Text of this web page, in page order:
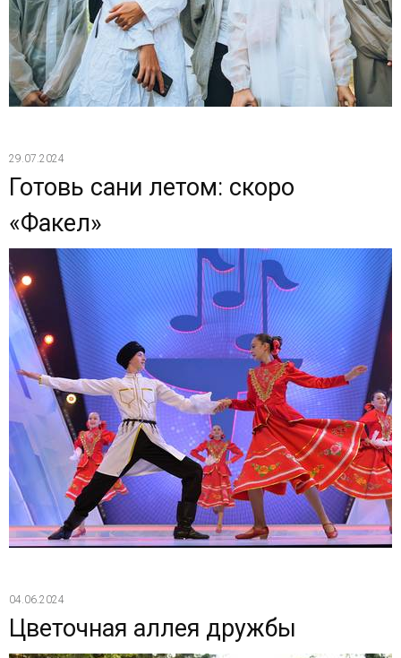
29.07.2024
Готовь сани летом: скоро
«Факел»
04.06.2024
Цветочная аллея дружбы